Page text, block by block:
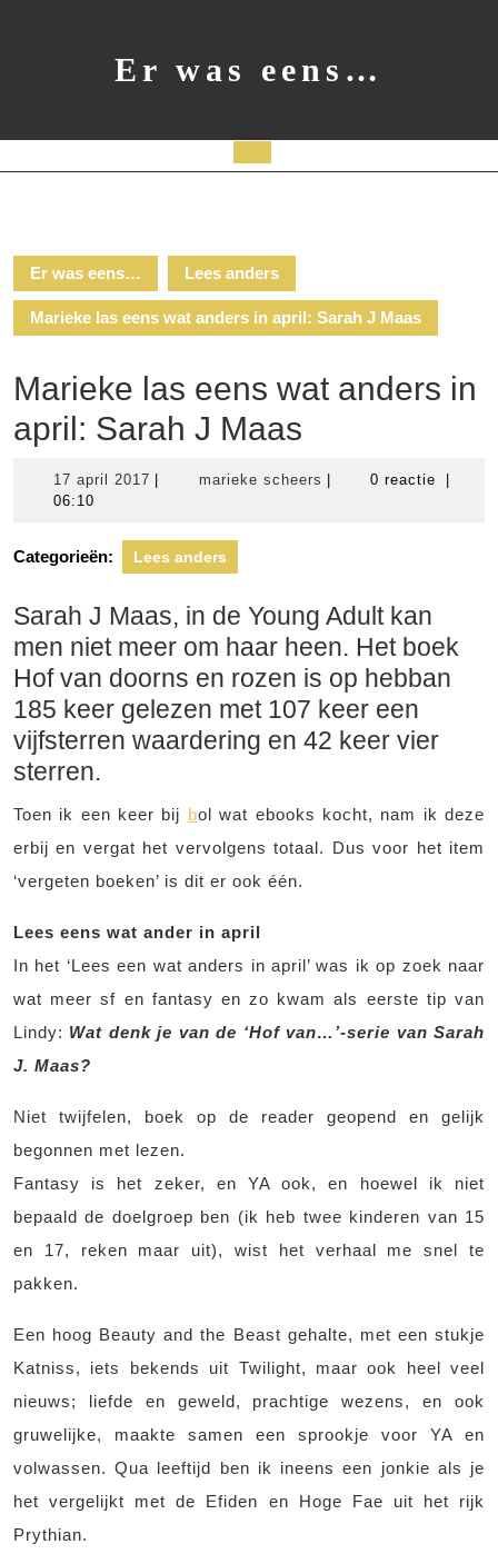
Er was eens…
Er was eens… Lees anders
Marieke las eens wat anders in april: Sarah J Maas
Marieke las eens wat anders in
april: Sarah J Maas
17 april 2017 17
marieke scheers marieke0 reactie
06:10
Categorieën: Lees anders
Sarah J Maas, in de Young Adult kan
men niet meer om haar heen. Het boek
Hof van doorns en rozen is op hebban
185 keer gelezen met 107 keer een
vijfsterren waardering en 42 keer vier
sterren.
Toen ik een keer bij bol wat ebooks kocht, nam ik deze
erbij en vergat het vervolgens totaal. Dus voor het item
‘vergeten boeken’ is dit er ook één.
Lees eens wat ander in april
In het ‘Lees een wat anders in april’ was ik op zoek naar
wat meer sf en fantasy en zo kwam als eerste tip van
Lindy: Wat denk je van de ‘Hof van…’-serie van Sarah
J. Maas?
Niet twijfelen, boek op de reader geopend en gelijk
begonnen met lezen.
Fantasy is het zeker, en YA ook, en hoewel ik niet
bepaald de doelgroep ben (ik heb twee kinderen van 15
en 17, reken maar uit), wist het verhaal me snel te
pakken.
Een hoog Beauty and the Beast gehalte, met een stukje
Katniss, iets bekends uit Twilight, maar ook heel veel
nieuws; liefde en geweld, prachtige wezens, en ook
gruwelijke, maakte samen een sprookje voor YA en
volwassen. Qua leeftijd ben ik ineens een jonkie als je
het vergelijkt met de Efiden en Hoge Fae uit het rijk
Prythian.